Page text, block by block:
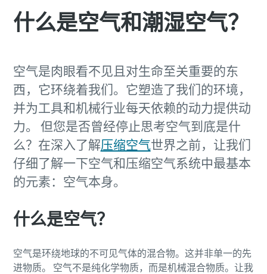
什么是空气和潮湿空气？
空气是肉眼看不见且对生命至关重要的东
西，它环绕着我们。它塑造了我们的环境，
并为工具和机械行业每天依赖的动力提供动
力。 但您是否曾经停止思考空气到底是什
么？在深入了解压缩空气世界之前，让我们
仔细了解一下空气和压缩空气系统中最基本
的元素：空气本身。
什么是空气？
空气是环绕地球的不可见气体的混合物。这并非单一的先
进物质。 空气不是纯化学物质，而是机械混合物质。让我